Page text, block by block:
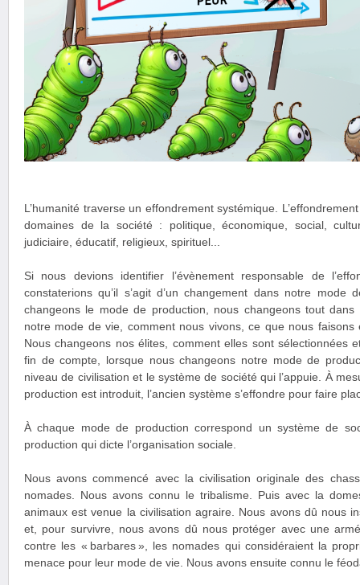
L’humanité traverse un effondrement systémique.
domaines de la société : politique, économique, social,
judiciaire, éducatif, religieux, spirituel...
Si nous devions identifier l’évènement responsable de
constaterions qu’il s’agit d’un changement dans notre mode
changeons le mode de production, nous changeons tout
notre mode de vie, comment nous vivons, ce que nous
Nous changeons nos élites, comment elles sont sélectionnées
fin de compte, lorsque nous changeons notre mode de
niveau de civilisation et le système de société qui l’appuie. À
production est introduit, l’ancien système s’effondre pour faire
À chaque mode de production correspond un système de
production qui dicte l’organisation sociale.
Nous avons commencé avec la civilisation originale des
nomades. Nous avons connu le tribalisme. Puis avec la
animaux est venue la civilisation agraire. Nous avons dû nous
et, pour survivre, nous avons dû nous protéger avec une
contre les « barbares », les nomades qui considéraient la
menace pour leur mode de vie. Nous avons ensuite connu le